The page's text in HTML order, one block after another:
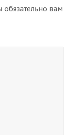
вам